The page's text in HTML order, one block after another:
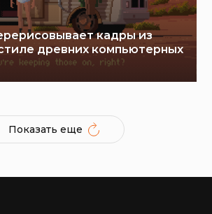
кадры из
древних компьютерных
Показать еще